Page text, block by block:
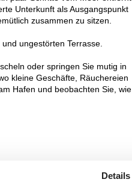
Unterkunft als Ausgangspunkt
zusammen zu sitzen.
ungestörten Terrasse.
oder springen Sie mutig in
kleine Geschäfte, Räuchereien
Hafen und beobachten Sie, wie
Details